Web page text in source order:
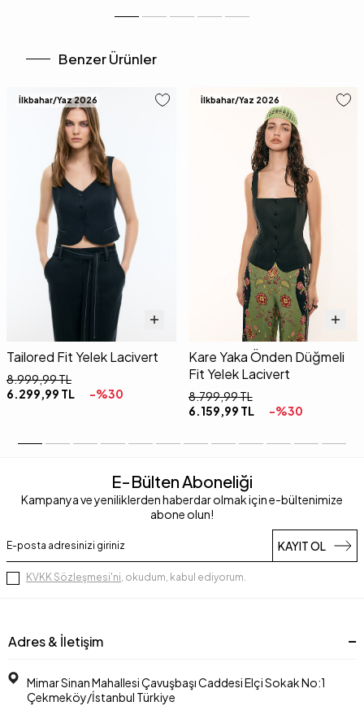
Benzer Ürünler
İlkbahar/Yaz 2026
Tailored Fit Yelek Lacivert
8.999,99TL
6.299,99 TL -%30
İlkbahar/Yaz 2026
Kare Yaka Önden Düğmeli
Fit Yelek Lacivert
8.799,99TL
6.159,99 TL -%30
E-Bülten Aboneliği
Kampanya ve yeniliklerden haberdar olmak için e-bültenimize
abone olun!
KAYIT OL
KVKK Sözleşmesi'ni , okudum, kabul ediyorum.
Adres & İletişim
Mimar Sinan Mahallesi Çavuşbaşı Caddesi Elçi Sokak No:1
Çekmeköy/İstanbul Türkiye